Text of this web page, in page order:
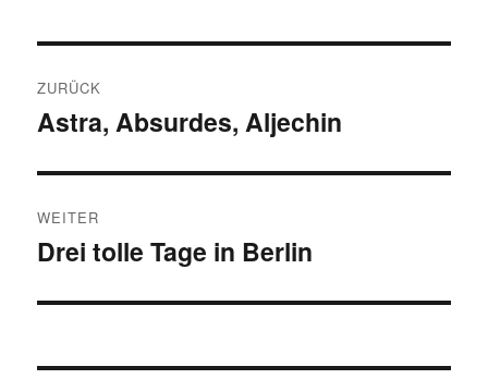
ZURÜCK
Vorheriger
Astra, Absurdes, Aljechin
WEITER
Nächster
Drei tolle Tage in Berlin